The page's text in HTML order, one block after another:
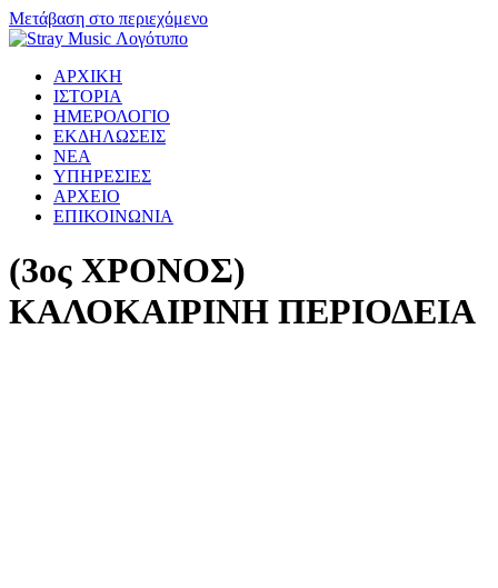
Μετάβαση στο περιεχόμενο
ΑΡΧΙΚΗ
ΙΣΤΟΡΙΑ
ΗΜΕΡΟΛΟΓΙΟ
ΕΚΔΗΛΩΣΕΙΣ
ΝΕΑ
ΥΠΗΡΕΣΙΕΣ
ΑΡΧΕΙΟ
ΕΠΙΚΟΙΝΩΝΙΑ
(3ος ΧΡΟΝΟΣ)
ΚΑΛΟΚΑΙΡΙΝΗ ΠΕΡΙΟΔΕΙΑ